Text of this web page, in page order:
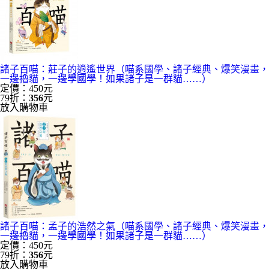
諸子百喵：莊子的逍遙世界（喵系國學、諸子經典、爆笑漫畫，
一邊擼貓，一邊學國學！如果諸子是一群貓……）
定價：450元
79折： 356元
放入購物車
諸子百喵：孟子的浩然之氣（喵系國學、諸子經典、爆笑漫畫，
一邊擼貓，一邊學國學！如果諸子是一群貓……）
定價：450元
79折： 356元
放入購物車